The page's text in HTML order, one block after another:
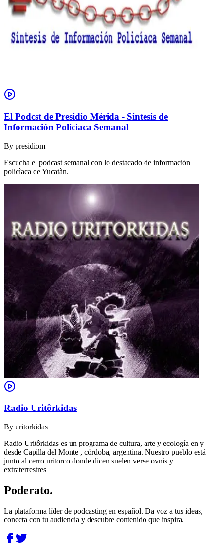
El Podcst de Presidio Mérida - Sintesis de
Información Policìaca Semanal
By presidiom
Escucha el podcast semanal con lo destacado de información
policìaca de Yucatàn.
Radio Uritôrkidas
By uritorkidas
Radio Uritôrkidas es un programa de cultura, arte y ecología en y
desde Capilla del Monte , córdoba, argentina. Nuestro pueblo está
junto al cerro uritorco donde dicen suelen verse ovnis y
extraterrestres
Poderato.
La plataforma líder de podcasting en español. Da voz a tus ideas,
conecta con tu audiencia y descubre contenido que inspira.